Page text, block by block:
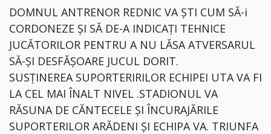
DOMNUL ANTRENOR REDNIC VA ȘTI CUM SĂ-i
CORDONEZE ȘI SĂ DE-A INDICAȚI TEHNICE
JUCĂTORILOR PENTRU A NU LĂSA ATVERSARUL
SĂ-ȘI DESFĂȘOARE JUCUL DORIT.
SUSȚINEREA SUPORTERIRILOR ECHIPEI UTA VA FI
LA CEL MAI ÎNALT NIVEL .STADIONUL VA
RĂSUNA DE CĂNTECELE ȘI ÎNCURAJĂRILE
SUPORTERILOR ARĂDENI ȘI ECHIPA VA. TRIUNFA